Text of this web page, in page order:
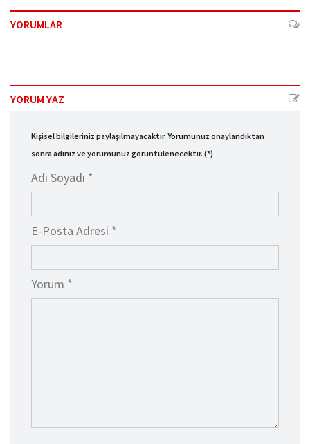
YORUMLAR
YORUM YAZ
Kişisel bilgileriniz paylaşılmayacaktır. Yorumunuz onaylandıktan
sonra adınız ve yorumunuz görüntülenecektir. (*)
Adı Soyadı *
E-Posta Adresi *
Yorum *